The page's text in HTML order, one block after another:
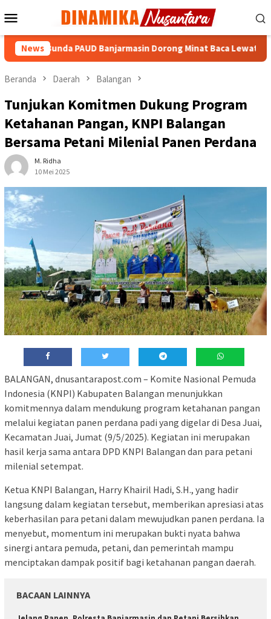
ke
Mobile
News
Bunda PAUD Banjarmasin Dorong Minat Baca Lewat Jelajah
Beranda Daerah Balangan
Tunjukan Komitmen Dukung Program
Ketahanan Pangan, KNPI Balangan
Bersama Petani Milenial Panen Perdana
M. Ridha
10 Mei 2025
BALANGAN, dnusantarapost.com – Komite Nasional Pemuda
Indonesia (KNPI) Kabupaten Balangan menunjukkan
komitmennya dalam mendukung program ketahanan pangan
melalui kegiatan panen perdana padi yang digelar di Desa Juai,
Kecamatan Juai, Jumat (9/5/2025). Kegiatan ini merupakan
hasil kerja sama antara DPD KNPI Balangan dan para petani
milenial setempat.
Ketua KNPI Balangan, Harry Khairil Hadi, S.H., yang hadir
langsung dalam kegiatan tersebut, memberikan apresiasi atas
keberhasilan para petani dalam mewujudkan panen perdana. Ia
menyebut, momentum ini merupakan bukti nyata bahwa
sinergi antara pemuda, petani, dan pemerintah mampu
menciptakan dampak positif bagi ketahanan pangan daerah.
BACAAN LAINNYA